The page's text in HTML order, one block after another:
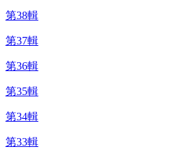
第38輯
第37輯
第36輯
第35輯
第34輯
第33輯